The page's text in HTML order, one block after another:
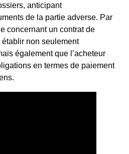
anticipant
de la partie adverse. Par
concernant un contrat de
non seulement
également que l’acheteur
en termes de paiement